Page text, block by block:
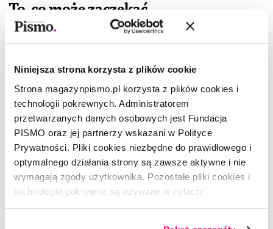
Niniejsza strona korzysta z plików cookie
Strona magazynpismo.pl korzysta z plików cookies i
technologii pokrewnych. Administratorem
przetwarzanych danych osobowych jest Fundacja
PISMO oraz jej partnerzy wskazani w Polityce
Prywatności. Pliki cookies niezbędne do prawidłowego i
optymalnego działania strony są zawsze aktywne i nie
wymagają zgody użytkownika. Pozostałe pliki cookies i
technologie pokrewne są używane w celach:
To, co może zaczekać